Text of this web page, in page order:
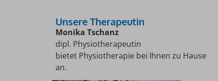
Unsere Therapeutin
Monika Tschanz
dipl. Physiotherapeutin
bietet Physiotherapie bei Ihnen zu Hause
an.